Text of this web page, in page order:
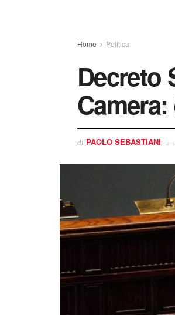
Home Politica
Decreto
di PAOLO SEBASTIANI